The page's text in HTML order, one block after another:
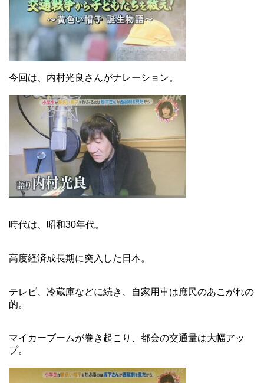
今回は、内村光良さんがナレーション。
時代は、昭和30年代。
高度経済成長期に突入した日本。
テレビ、冷蔵庫などに続き、自家用車は庶民のあこがれの
的。
マイカーブームが巻き起こり、都会の交通量は大幅アッ
プ。